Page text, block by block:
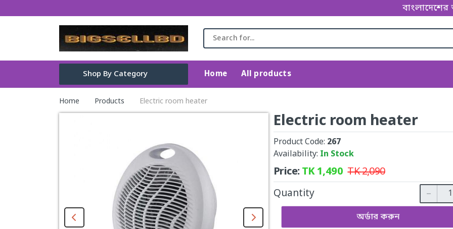
বাংলাদেশের অন্যতম
Not Found
গৃহস্থালি পণ্য
বেবী অ্যান্ড কিডস
ছেলেদের শপিং
মেয়েদের শপিং
Shop By Category Home All products
Home Products Electric room heater
Electric room heater
Product Code: 267
Availability: In Stock
Price:TK1,490 TK2,090
Quantity
অর্ডার করুন